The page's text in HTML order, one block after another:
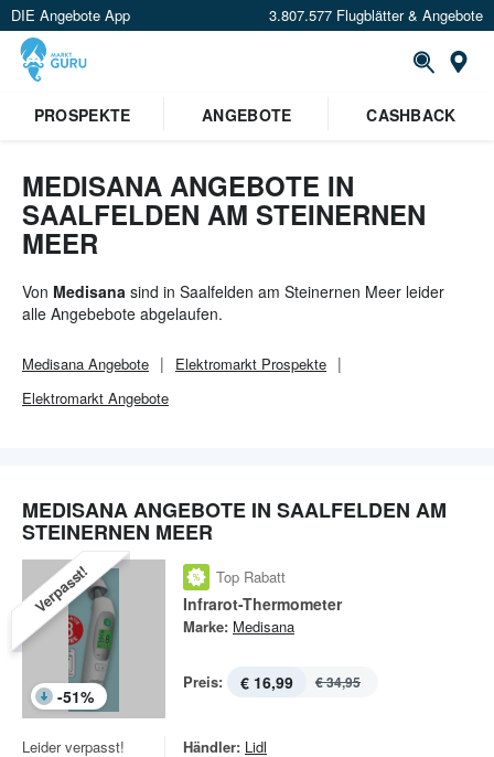
DIE Angebote App 3.807.577 Flugblätter & Angebote
Standort festlegen
PROSPEKTE ANGEBOTE CASHBACK
MEDISANA ANGEBOTE IN
SAALFELDEN AM STEINERNEN
MEER
Von Medisana sind in Saalfelden am Steinernen Meer leider
alle Angebebote abgelaufen.
Medisana Angebote Elektromarkt Prospekte
Elektromarkt Angebote
MEDISANA ANGEBOTE IN SAALFELDEN AM
STEINERNEN MEER
Verpasst!
-51%
Top Rabatt
Infrarot-Thermometer
Marke: Medisana
Preis: € 16,99 € 34,95
Leider verpasst!
Händler: Lidl